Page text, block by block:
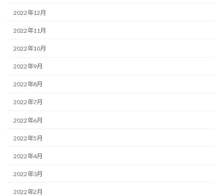
2022年12月
2022年11月
2022年10月
2022年9月
2022年8月
2022年7月
2022年6月
2022年5月
2022年4月
2022年3月
2022年2月